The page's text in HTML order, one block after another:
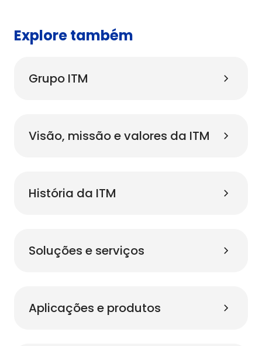
Explore também
Grupo ITM
Visão, missão e valores da ITM
História da ITM
Soluções e serviços
Aplicações e produtos